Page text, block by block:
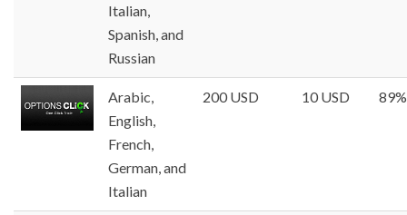
Italian,
Spanish, and
Russian
Arabic,
English,
French,
German, and
Italian
200 USD 10 USD 89%